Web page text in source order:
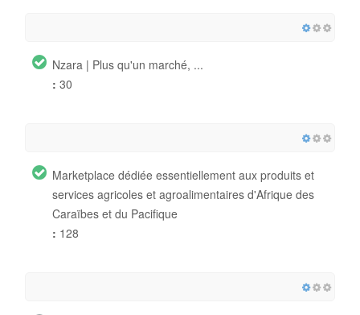
Nzara | Plus qu'un marché, ...
: 30
Marketplace dédiée essentiellement aux produits et
services agricoles et agroalimentaires d'Afrique des
Caraïbes et du Pacifique
: 128